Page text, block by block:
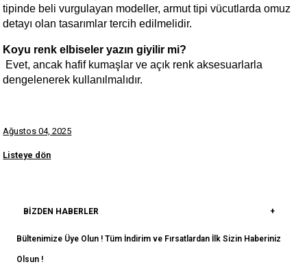
tipinde beli vurgulayan modeller, armut tipi vücutlarda omuz
detayı olan tasarımlar tercih edilmelidir.
Koyu renk elbiseler yazın giyilir mi?
dengelenerek kullanılmalıdır.
Ağustos 04, 2025
Listeye dön
BIZDEN HABERLER
Bültenimize Üye Olun ! Tüm İndirim ve Fırsatlardan İlk Sizin Haberiniz
Olsun !